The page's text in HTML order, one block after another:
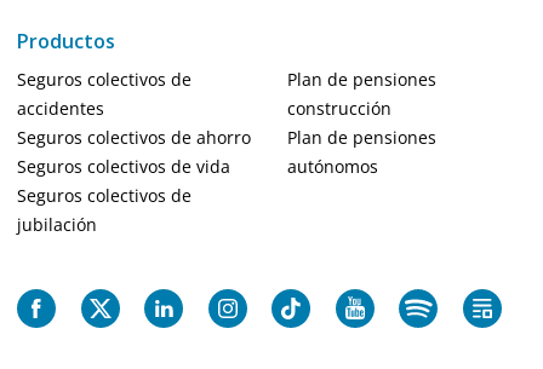
Productos
Seguros colectivos de
accidentes
Seguros colectivos de ahorro
Seguros colectivos de vida
Seguros colectivos de
jubilación
Plan de pensiones
construcción
Plan de pensiones
autónomos